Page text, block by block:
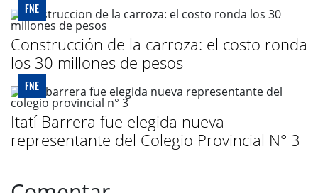
FNE
Construcción de la carroza: el costo ronda
los 30 millones de pesos
FNE
Itatí Barrera fue elegida nueva
representante del Colegio Provincial N° 3